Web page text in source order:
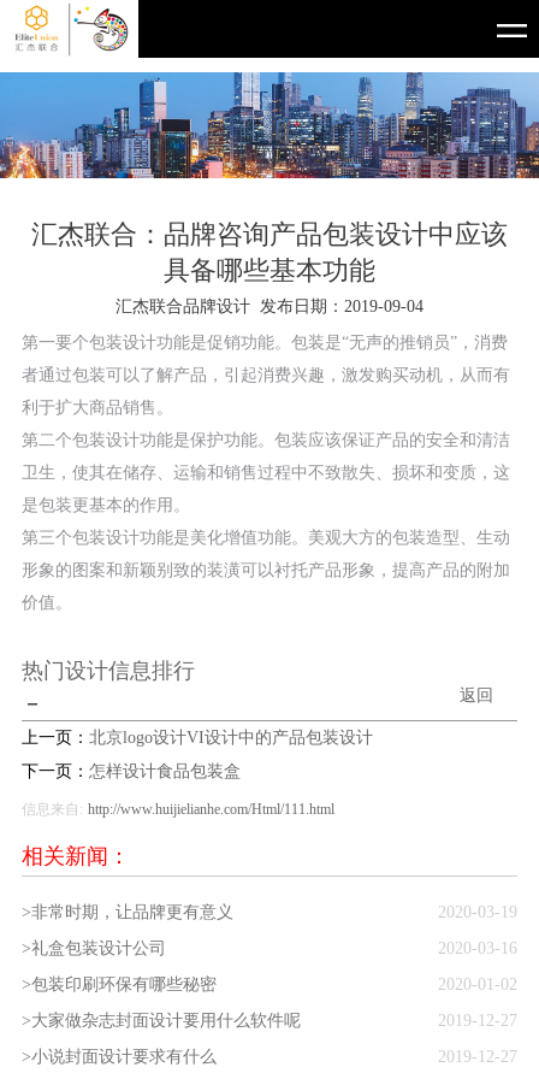
汇杰联合：品牌咨询产品包装设计中应该
具备哪些基本功能
汇杰联合品牌设计 发布日期：2019-09-04
第一要个包装设计功能是促销功能。包装是“无声的推销员”，消费
者通过包装可以了解产品，引起消费兴趣，激发购买动机，从而有
利于扩大商品销售。
第二个包装设计功能是保护功能。包装应该保证产品的安全和清洁
卫生，使其在储存、运输和销售过程中不致散失、损坏和变质，这
是包装更基本的作用。
第三个包装设计功能是美化增值功能。美观大方的包装造型、生动
形象的图案和新颖别致的装潢可以衬托产品形象，提高产品的附加
价值。
热门设计信息排行
－
返回
上一页： 北京logo设计VI设计中的产品包装设计
下一页： 怎样设计食品包装盒
信息来自: http://www.huijielianhe.com/Html/111.html
相关新闻：
>非常时期，让品牌更有意义
2020-03-19
>礼盒包装设计公司
2020-03-16
>包装印刷环保有哪些秘密
2020-01-02
>大家做杂志封面设计要用什么软件呢
2019-12-27
>小说封面设计要求有什么
2019-12-27